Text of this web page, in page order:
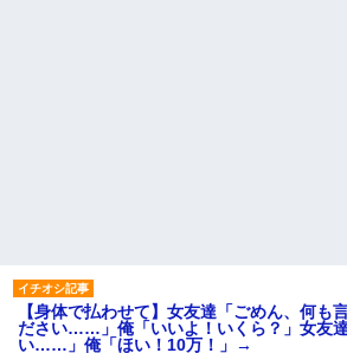
【身体で払わせて】女友達「ごめん、何も
ださい……」俺「いいよ！いくら？」女友
い……」俺「ほい！10万！」→